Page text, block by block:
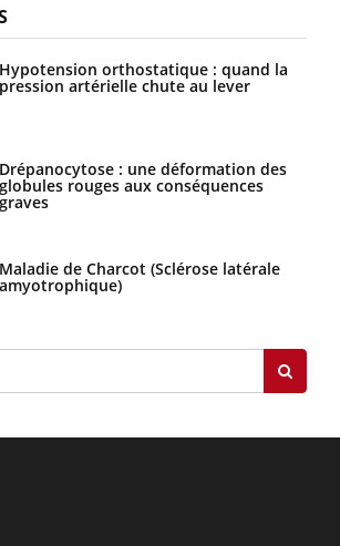
Hypotension orthostatique : quand la
pression artérielle chute au lever
Drépanocytose : une déformation des
globules rouges aux conséquences
graves
Maladie de Charcot (Sclérose latérale
amyotrophique)